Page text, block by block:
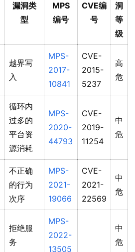
漏洞类
型
MPS
编号
CVE编
号
洞
等
级
越界写
入
MPS-
2017-
10841
CVE-
2015-
5237
高
危
循环内
过多的
平台资
源消耗
MPS-
2020-
44793
CVE-
2019-
11254
中
危
不正确
的行为
次序
MPS-
2021-
19066
CVE-
2021-
22569
中
危
拒绝服
务
MPS-
2022-
13505
中
危